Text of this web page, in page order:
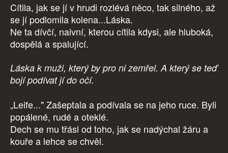
Cítila, jak se jí v hrudi rozlévá něco, tak silného, až
se jí podlomila kolena...Láska.
Ne ta dívčí, naivní, kterou cítila kdysi, ale hluboká,
dospělá a spalující.
Láska k muži, který by pro ni zemřel. A který se teď
bojí podívat jí do očí.
„Leife..." Zašeptala a podívala se na jeho ruce. Byli
popálené, rudé a oteklé.
Dech se mu třásl od toho, jak se nadýchal žáru a
kouře a lehce se chvěl.